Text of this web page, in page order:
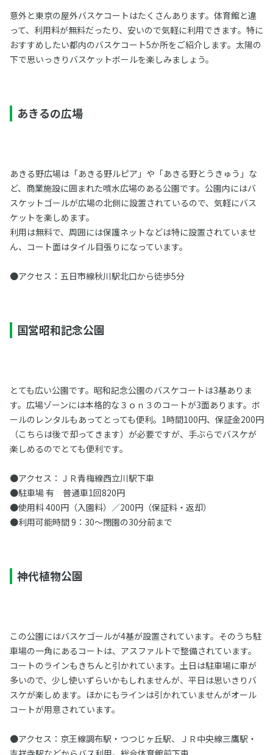
意外と東京の屋外バスケコートはたくさんあります。体育館と違
って、利用料が無料だったり、安いので気軽に利用できます。特に
おすすめしたい都内のバスケコート5か所をご紹介します。太陽の
下で思いっきりバスケットボールを楽しみましょう。
あきるの広場
あきる野広場は「あきる野ルピア」や「あきる野とうきゅう」な
ど、商業施設に囲まれた噴水広場のある公園です。公園内にはバ
スケットゴールが広場の北側に設置されているので、気軽にバス
ケットを楽しめます。
利用は無料で、周囲には保護ネットなどは特に設置されていませ
ん、コート面はタイル目張りになっています。
●アクセス：五日市線秋川駅北口から徒歩5分
国営昭和記念公園
とても広い公園です。昭和記念公園のバスケコートは3基ありま
す。広場ゾーンには本格的な３ｏｎ３のコートが3面あります。ボ
ールのレンタルもあってとっても便利。1時間100円、保証金200円
（こちらは後で却ってきます）が必要ですが、手ぶらでバスケが
楽しめるのでとても便利です。
●アクセス：ＪＲ青梅線西立川駅下車
●駐車場 有 普通車1回820円
●使用料 400円（入園料）／200円（保証料・返却）
●利用可能時間 9：30～閉園の30分前まで
神代植物公園
この公園にはバスケゴールが4基が設置されています。そのうち駐
車場の一角にあるコートは、アスファルトで整備されています。
コートのラインもきちんと引かれています。土日は駐車場に車が
多いので、少し使いずらいかもしれませんが、平日は思いきりバ
スケが楽しめます。ほかにもラインは引かれていませんがオール
コートが用意されています。
●アクセス：京王線調布駅・つつじヶ丘駅、ＪＲ中央線三鷹駅・